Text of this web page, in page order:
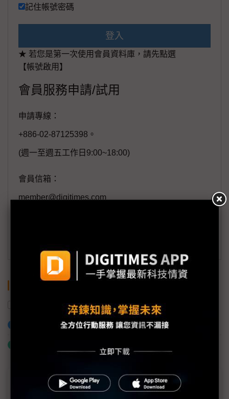
記住帳號密碼
登入
★ 若您是第一次使用會員資料庫，請先點選
【帳號啟用】
會員服務申請/試用
申請專線：
+886-02-87125398。
(週一至週五工作日9:00~18:00)
會員信箱：
member@digitimes.com
加入已選取到「關鍵字追蹤」
近７天熱門報導